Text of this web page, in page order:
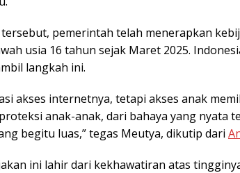
pemerintah telah menerapkan
usia 16 tahun sejak Maret 2025.
langkah ini.
akses internetnya, tetapi akses anak
anak-anak, dari bahaya yang nyata
begitu luas,” tegas Meutya, dikutip dari
ini lahir dari kekhawatiran atas